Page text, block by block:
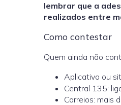
lembrar que a
realizados entre
Como contestar
Quem ainda não
Aplicativo ou
Central 135:
Correios: mais